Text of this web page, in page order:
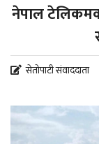
नेपाल
सेतोपाटी संवाददाता